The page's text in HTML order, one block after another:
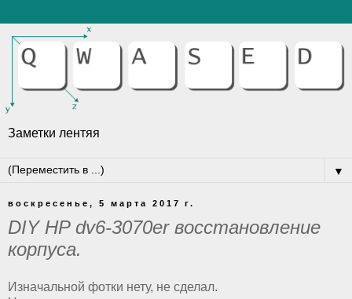
Заметки лентяя
▼
воскресенье, 5 марта 2017 г.
DIY HP dv6-3070er восстановление
корпуса.
Изначальной фотки нету, не сделал.